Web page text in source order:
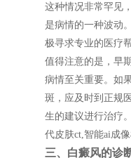
这种情况非常罕见
是病情的一种波动
极寻求专业的医疗帮
值得注意的是，早
病情至关重要。如
斑，应及时到正规
生的建议进行治疗
代皮肤ct,智能ai成
三、白癜风的诊